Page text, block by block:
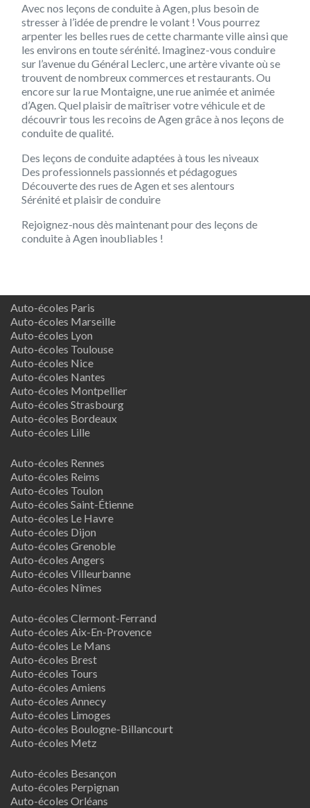
Avec nos leçons de conduite à Agen, plus besoin de
stresser à l’idée de prendre le volant ! Vous pourrez
arpenter les belles rues de cette charmante ville ainsi que
les environs en toute sérénité. Imaginez-vous conduire
sur l’avenue du Général Leclerc, une artère vivante où se
trouvent de nombreux commerces et restaurants. Ou
encore sur la rue Montaigne, une rue animée et animée
d’Agen. Quel plaisir de maîtriser votre véhicule et de
découvrir tous les recoins de Agen grâce à nos leçons de
conduite de qualité.
Des leçons de conduite adaptées à tous les niveaux
Des professionnels passionnés et pédagogues
Découverte des rues de Agen et ses alentours
Sérénité et plaisir de conduire
Rejoignez-nous dès maintenant pour des leçons de
conduite à Agen inoubliables !
Auto-écoles Paris
Auto-écoles Marseille
Auto-écoles Lyon
Auto-écoles Toulouse
Auto-écoles Nice
Auto-écoles Nantes
Auto-écoles Montpellier
Auto-écoles Strasbourg
Auto-écoles Bordeaux
Auto-écoles Lille
Auto-écoles Rennes
Auto-écoles Reims
Auto-écoles Toulon
Auto-écoles Saint-Étienne
Auto-écoles Le Havre
Auto-écoles Dijon
Auto-écoles Grenoble
Auto-écoles Angers
Auto-écoles Villeurbanne
Auto-écoles Nîmes
Auto-écoles Clermont-Ferrand
Auto-écoles Aix-En-Provence
Auto-écoles Le Mans
Auto-écoles Brest
Auto-écoles Tours
Auto-écoles Amiens
Auto-écoles Annecy
Auto-écoles Limoges
Auto-écoles Boulogne-Billancourt
Auto-écoles Metz
Auto-écoles Besançon
Auto-écoles Perpignan
Auto-écoles Orléans